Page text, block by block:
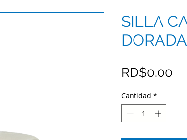
SILLA
DORADA
RD$0.00
Cantidad *